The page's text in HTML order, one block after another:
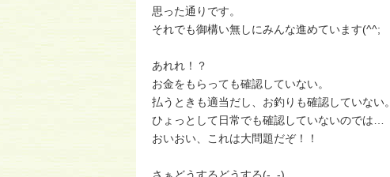
思った通りです。
それでも御構い無しにみんな進めています(^^;
あれれ！？
お金をもらっても確認していない。
払うときも適当だし、お釣りも確認していない。
ひょっとして日常でも確認していないのでは…
おいおい、これは大問題だぞ！！